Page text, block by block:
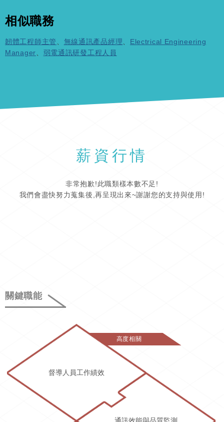
相似職務
韌體工程師主管 無線通訊產品經理
Electrical Engineering
Manager
弱電通訊研發工程人員
薪資行情
非常抱歉!此職類樣本數不足!
我們會盡快努力蒐集後,再呈現出來~謝謝您的支持與使用!
關鍵職能
高度相關
督導人員工作績效